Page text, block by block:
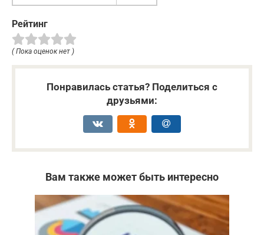
Рейтинг
( Пока оценок нет )
Понравилась статья? Поделиться с
друзьями:
Вам также может быть интересно